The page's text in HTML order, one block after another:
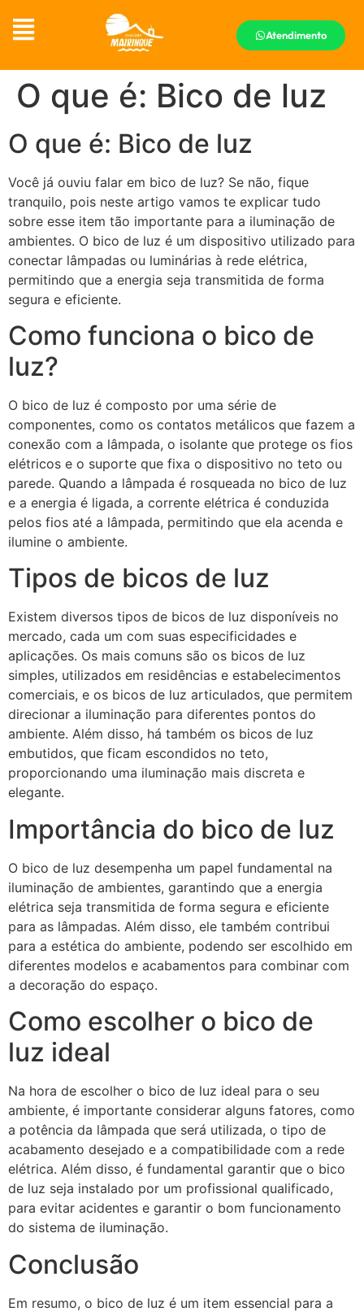
Atendimento
O que é: Bico de luz
O que é: Bico de luz
Você já ouviu falar em bico de luz? Se não, fique
tranquilo, pois neste artigo vamos te explicar tudo
sobre esse item tão importante para a iluminação de
ambientes. O bico de luz é um dispositivo utilizado para
conectar lâmpadas ou luminárias à rede elétrica,
permitindo que a energia seja transmitida de forma
segura e eficiente.
Como funciona o bico de
luz?
O bico de luz é composto por uma série de
componentes, como os contatos metálicos que fazem a
conexão com a lâmpada, o isolante que protege os fios
elétricos e o suporte que fixa o dispositivo no teto ou
parede. Quando a lâmpada é rosqueada no bico de luz
e a energia é ligada, a corrente elétrica é conduzida
pelos fios até a lâmpada, permitindo que ela acenda e
ilumine o ambiente.
Tipos de bicos de luz
Existem diversos tipos de bicos de luz disponíveis no
mercado, cada um com suas especificidades e
aplicações. Os mais comuns são os bicos de luz
simples, utilizados em residências e estabelecimentos
comerciais, e os bicos de luz articulados, que permitem
direcionar a iluminação para diferentes pontos do
ambiente. Além disso, há também os bicos de luz
embutidos, que ficam escondidos no teto,
proporcionando uma iluminação mais discreta e
elegante.
Importância do bico de luz
O bico de luz desempenha um papel fundamental na
iluminação de ambientes, garantindo que a energia
elétrica seja transmitida de forma segura e eficiente
para as lâmpadas. Além disso, ele também contribui
para a estética do ambiente, podendo ser escolhido em
diferentes modelos e acabamentos para combinar com
a decoração do espaço.
Como escolher o bico de
luz ideal
Na hora de escolher o bico de luz ideal para o seu
ambiente, é importante considerar alguns fatores, como
a potência da lâmpada que será utilizada, o tipo de
acabamento desejado e a compatibilidade com a rede
elétrica. Além disso, é fundamental garantir que o bico
de luz seja instalado por um profissional qualificado,
para evitar acidentes e garantir o bom funcionamento
do sistema de iluminação.
Conclusão
Em resumo, o bico de luz é um item essencial para a